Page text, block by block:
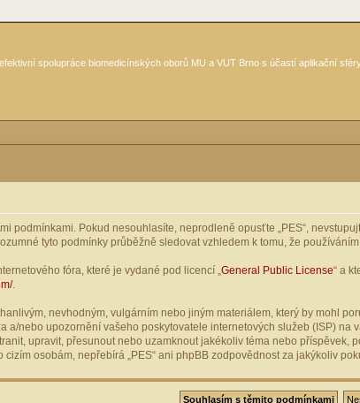
spolupráce biomedicínských oborů MU a VUT Brno s účastí aplikační
podmínkami. Pokud nesouhlasíte, neprodleně opusťte „PES“,
tyto podmínky průběžně sledovat vzhledem k tomu, že používáním
fóra, které je vydané pod licencí „ General Public License“ a
.
nevhodným, vulgárním nebo jiným materiálem, který by mohl
a/nebo upozornění vašeho poskytovatele internetových služeb (ISP)
upravit, přesunout nebo uzamknout jakékoliv téma nebo
osobám, nepřebírá „PES“ ani phpBB zodpovědnost za jakýkoliv